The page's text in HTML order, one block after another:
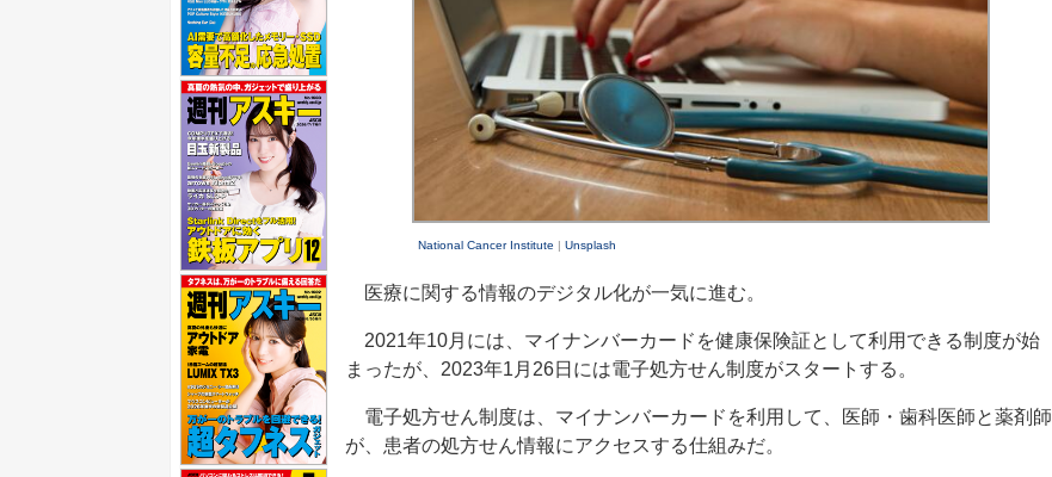
National Cancer Institute | Unsplash
医療に関する情報のデジタル化が一気に進む。
2021年10月には、マイナンバーカードを健康保険証として利用できる制度が始
まったが、2023年1月26日には電子処方せん制度がスタートする。
電子処方せん制度は、マイナンバーカードを利用して、医師・歯科医師と薬剤師
が、患者の処方せん情報にアクセスする仕組みだ。